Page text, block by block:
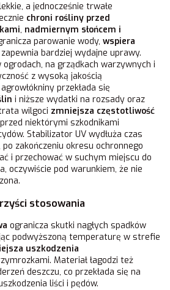
a jednocześnie trwałe
chroni rośliny przed
, nadmiernym słońcem i
parowanie wody, wspiera
bardziej wydajne uprawy.
na grządkach warzywnych i
z wysoką jakością
przekłada się
i niższe wydatki na rozsady oraz
wilgoci zmniejsza częstotliwość
niektórymi szkodnikami
Stabilizator UV wydłuża czas
zakończeniu okresu ochronnego
i przechować w suchym miejscu do
oczywiście pod warunkiem, że nie
stosowania
ogranicza skutki nagłych spadków
podwyższoną temperaturę w strefie
uszkodzenia
Materiał łagodzi też
deszczu, co przekłada się na
liści i pędów.